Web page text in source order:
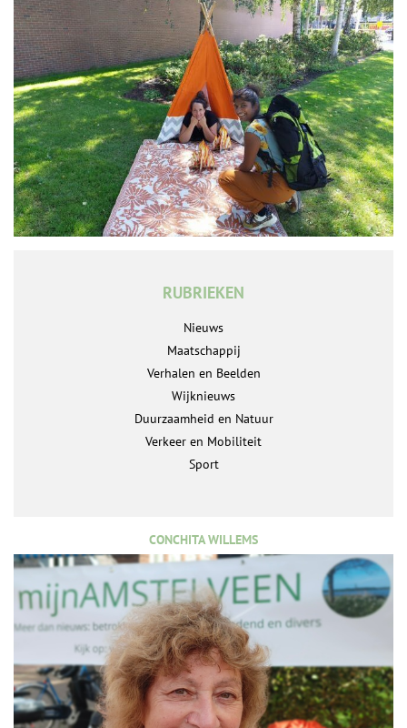
RUBRIEKEN
Nieuws
Maatschappij
Verhalen en Beelden
Wijknieuws
Duurzaamheid en Natuur
Verkeer en Mobiliteit
Sport
CONCHITA WILLEMS